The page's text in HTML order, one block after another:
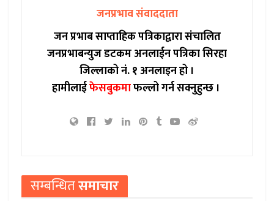
जनप्रभाव संवाददाता
जन प्रभाब साप्ताहिक पत्रिकाद्वारा संचालित
जनप्रभाबन्युज डटकम अनलाईन पत्रिका सिरहा
जिल्लाको नं. १ अनलाइन हो ।
हामीलाईफेसबुकमाफल्लो गर्न सक्नुहुन्छ ।
सम्बन्धितसमाचार